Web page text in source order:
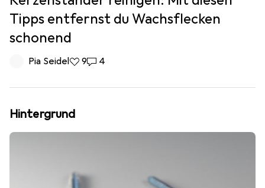
Tipps entfernst du Wachsflecken
schonend
Pia Seidel9 Likes
94 Kommentare
4
Hintergrund